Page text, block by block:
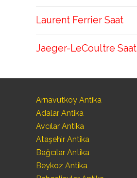
Laurent Ferrier Saat
Jaeger-LeCoultre Saat
Arnavutköy Antika
Adalar Antika
Avcılar Antika
Ataşehir Antika
Bağcılar Antika
Beykoz Antika